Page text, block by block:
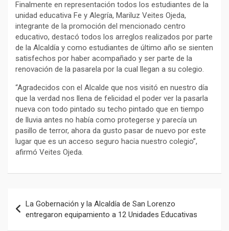
Finalmente en representación todos los estudiantes de la
unidad educativa Fe y Alegría, Mariluz Veites Ojeda,
integrante de la promoción del mencionado centro
educativo, destacó todos los arreglos realizados por parte
de la Alcaldía y como estudiantes de último año se sienten
satisfechos por haber acompañado y ser parte de la
renovación de la pasarela por la cual llegan a su colegio.
“Agradecidos con el Alcalde que nos visitó en nuestro día
que la verdad nos llena de felicidad el poder ver la pasarla
nueva con todo pintado su techo pintado que en tiempo
de lluvia antes no había como protegerse y parecía un
pasillo de terror, ahora da gusto pasar de nuevo por este
lugar que es un acceso seguro hacia nuestro colegio”,
afirmó Veites Ojeda.
de
La Gobernación y la Alcaldía de San Lorenzo
entregaron equipamiento a 12 Unidades Educativas